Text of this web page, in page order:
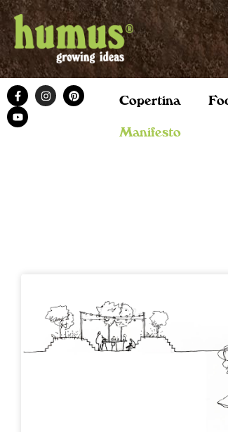
Copertina
Manifesto